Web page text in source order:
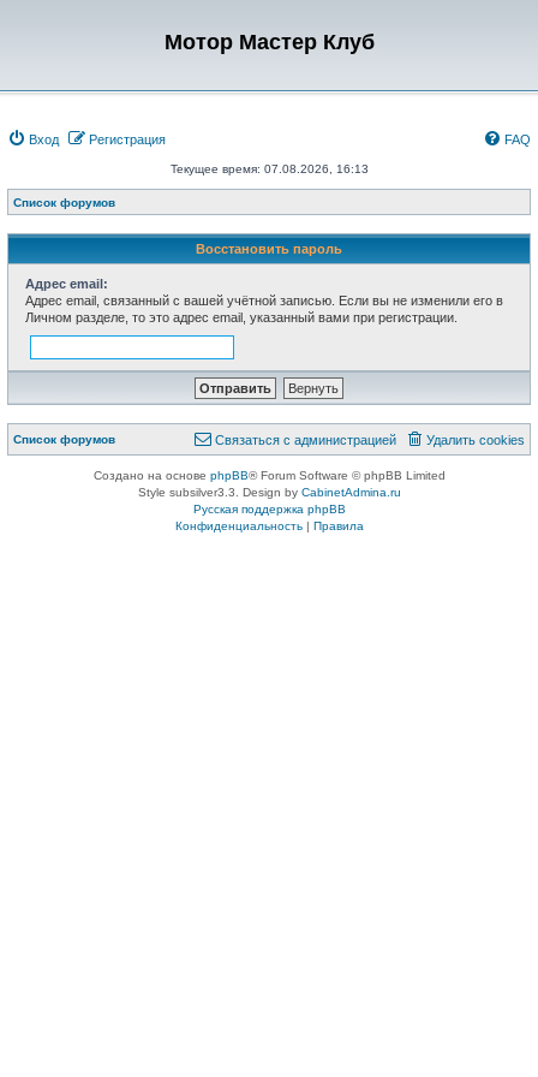
Мотор Мастер Клуб
Вход Регистрация FAQ
Текущее время: 07.08.2026, 16:13
Список форумов
Восстановить пароль
Адрес email:
Адрес email, связанный с вашей учётной записью. Если вы не изменили его в
Личном разделе, то это адрес email, указанный вами при регистрации.
Список форумов Удалить cookies
Связаться с администрацией
Создано на основе phpBB® Forum Software © phpBB Limited
Style subsilver3.3. Design by CabinetAdmina.ru
Русская поддержка phpBB
Конфиденциальность| Правила